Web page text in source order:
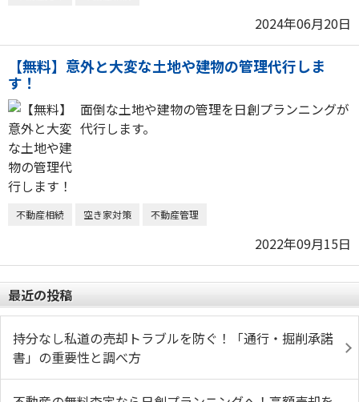
2024年06月20日
【無料】意外と大変な土地や建物の管理代行しま
す！
面倒な土地や建物の管理を日創プランニングが
代行します。
不動産相続 空き家対策 不動産管理
2022年09月15日
最近の投稿
持分なし私道の売却トラブルを防ぐ！「通行・掘削承諾
書」の重要性と調べ方